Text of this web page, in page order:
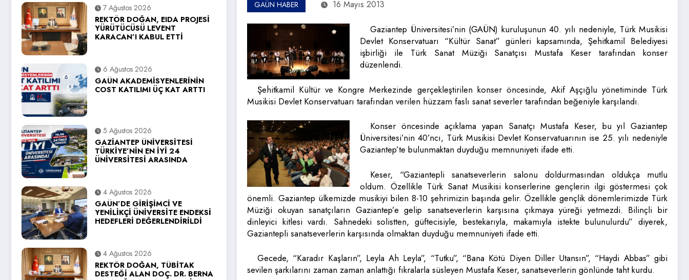
7 Ağustos 2026
REKTÖR DOĞAN, EIDA PROJESİ
YÜRÜTÜCÜSÜ LEVENT
KARACAN’I KABUL ETTİ
6 Ağustos 2026
GAÜN AKADEMİSYENLERİNİN
COST KATILIMI ÜÇ KAT ARTTI
5 Ağustos 2026
GAZİANTEP ÜNİVERSİTESİ
TÜRKİYE’NİN EN İYİ 24
ÜNİVERSİTESİ ARASINDA
4 Ağustos 2026
GAÜN’DE GİRİŞİMCİ VE
YENİLİKÇİ ÜNİVERSİTE ENDEKSİ
HEDEFLERİ DEĞERLENDİRİLDİ
4 Ağustos 2026
REKTÖR DOĞAN, TÜBİTAK
DESTEĞİ ALAN DOÇ. DR. BERNA
GAÜN HABER 16 Mayıs 2013
Gaziantep Üniversitesi’nin (GAÜN) kuruluşunun 40. yılı nedeniyle, Türk Musikisi
Devlet Konservatuarı “Kültür Sanat” günleri kapsamında, Şehitkamil Belediyesi
işbirliği ile Türk Sanat Müziği Sanatçısı Mustafa Keser tarafından konser
düzenlendi.
Şehitkamil Kültür ve Kongre Merkezinde gerçekleştirilen konser öncesinde, Akif Aşçığlu yönetiminde Türk
Musikisi Devlet Konservatuarı tarafından verilen hüzzam faslı sanat severler tarafından beğeniyle karşılandı.
Konser öncesinde açıklama yapan Sanatçı Mustafa Keser, bu yıl Gaziantep
Üniversitesi’nin 40’ncı, Türk Musikisi Devlet Konservatuarının ise 25. yılı nedeniyle
Gaziantep’te bulunmaktan duyduğu memnuniyeti ifade etti.
Keser, “Gaziantepli sanatseverlerin salonu doldurmasından oldukça mutlu
oldum. Özellikle Türk Sanat Musikisi konserlerine gençlerin ilgi göstermesi çok
önemli. Gaziantep ülkemizde musikiyi bilen 8-10 şehrimizin başında gelir. Özellikle gençlik dönemlerimizde Türk
Müziği okuyan sanatçıların Gaziantep’e gelip sanatseverlerin karşısına çıkmaya yüreği yetmezdi. Bilinçli bir
dinleyici kitlesi vardı. Sahnedeki solistten, güftecisiyle, bestekarıyla, makamıyla istekte bulunulurdu” diyerek,
Gaziantepli sanatseverlerin karşısında olmaktan duyduğu memnuniyeti ifade etti.
Gecede, “Karadır Kaşların”, Leyla Ah Leyla”, “Tutku”, “Bana Kötü Diyen Diller Utansın”, “Haydi Abbas” gibi
sevilen şarkılarını zaman zaman anlattığı fıkralarla süsleyen Mustafa Keser, sanatseverlerin gönlünde taht kurdu.